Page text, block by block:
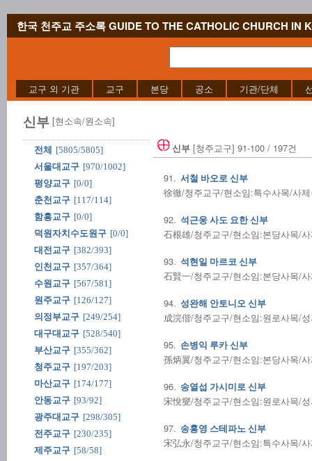
한국 천주교 주소록 GUIDE TO THE CATHOLIC CHURCH IN
교구 외 기관 교구 본당 공소 기관/단체
신부 [현소속/원소속]
전체
[5805/5805]
서울대교구 [970/1002]
평양교구 [0/0]
춘천교구 [117/114]
함흥교구 [0/0]
덕원자치수도원구 [0/0]
대전교구 [382/393]
인천교구 [357/364]
수원교구 [567/581]
원주교구 [126/127]
의정부교구 [249/254]
대구대교구 [528/540]
부산교구 [355/362]
청주교구 [197/203]
마산교구 [174/177]
안동교구 [93/92]
광주대교구 [298/305]
전주교구 [230/235]
제주교구 [58/58]
신부 [청주교구] 91-100 / 197건
91. 서철 바오로 신부
徐徹/청주교구/현소임:특수사목/사
92. 석근웅 사도 요한 신부
石根雄/청주교구/현소임:본당사목/
93. 석현일 마르코 신부
石賢一/청주교구/현소임:본당사목/
94. 성완해 안토니오 신부
成浣偕/청주교구/현소임:원로사목/
95. 손병익 루카 신부
孫炳翼/청주교구/현소임:본당사목/
96. 송열섭 가시미로 신부
宋悅燮/청주교구/현소임:원로사목/
97. 송홍영 스테파노 신부
宋弘永/청주교구/현소임:특수사목/